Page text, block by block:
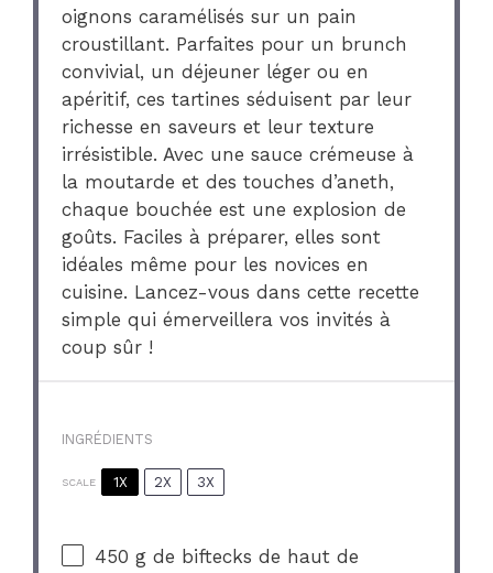
oignons caramélisés sur un pain
croustillant. Parfaites pour un brunch
convivial, un déjeuner léger ou en
apéritif, ces tartines séduisent par leur
richesse en saveurs et leur texture
irrésistible. Avec une sauce crémeuse à
la moutarde et des touches d’aneth,
chaque bouchée est une explosion de
goûts. Faciles à préparer, elles sont
idéales même pour les novices en
cuisine. Lancez-vous dans cette recette
simple qui émerveillera vos invités à
coup sûr !
INGRÉDIENTS
SCALE 1X 2X 3X
450 g de biftecks de haut de